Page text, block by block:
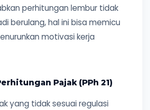
perhitungan lembur tidak
berulang, hal ini bisa memicu
motivasi kerja
Pajak (PPh 21)
yang tidak sesuai regulasi